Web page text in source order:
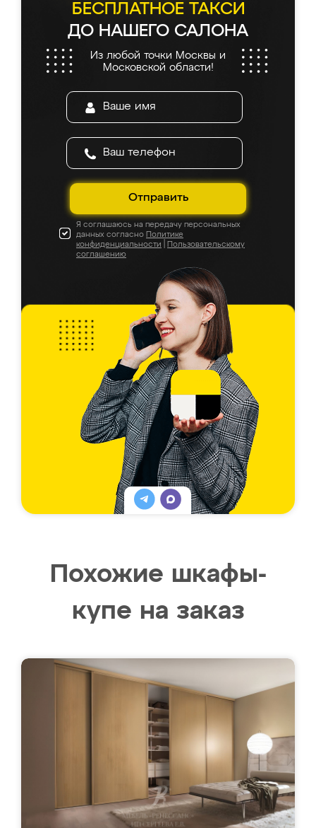
БЕСПЛАТНОЕ ТАКСИ
ДО НАШЕГО САЛОНА
Из любой точки Москвы и
Московской области!
Отправить
Я соглашаюсь на передачу персональных
данных согласно Политике
конфиденциальности
Пользовательскому
соглашению
Похожие шкафы-
купе на заказ